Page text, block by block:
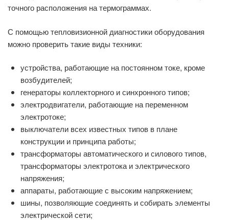
точного расположения на термограммах.
С помощью тепловизионной диагностики оборудования
можно проверить такие виды техники:
устройства, работающие на постоянном токе, кроме
возбудителей;
генераторы коллекторного и синхронного типов;
электродвигатели, работающие на переменном
электротоке;
выключатели всех известных типов в плане
конструкции и принципа работы;
трансформаторы автоматического и силового типов,
трансформаторы электротока и электрического
напряжения;
аппараты, работающие с высоким напряжением;
шины, позволяющие соединять и собирать элементы
электрической сети;